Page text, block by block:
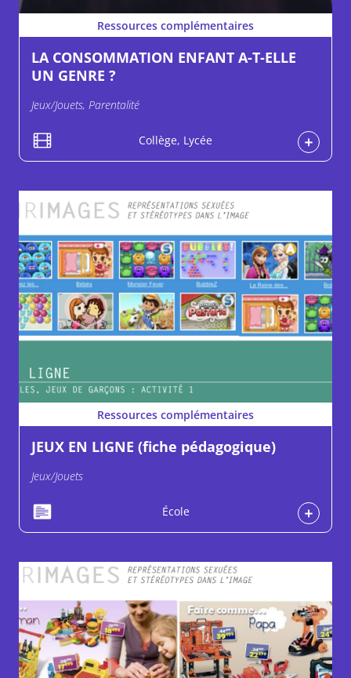
Ressources complémentaires
LA CONSOMMATION ENFANT A-T-ELLE
UN GENRE ?
Jeux/Jouets, Parentalité
Collège, Lycée
Ressources complémentaires
JEUX EN LIGNE (fiche pédagogique)
Jeux/Jouets
École